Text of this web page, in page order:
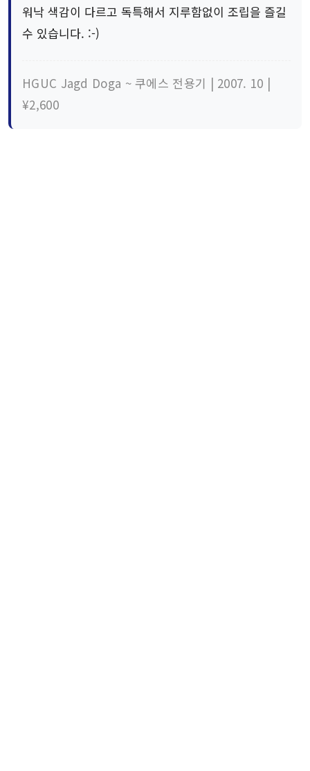
워낙 색감이 다르고 독특해서 지루함없이 조립을 즐길
수 있습니다. :-)
HGUC Jagd Doga ~ 쿠에스 전용기 | 2007. 10 |
¥2,600